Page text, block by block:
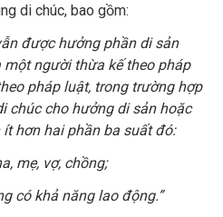
di chúc, bao gồm:
được hưởng phần di sản
người thừa kế theo pháp
pháp luật, trong trường hợp
chúc cho hưởng di sản hoặc
hơn hai phần ba suất đó:
mẹ, vợ, chồng;
có khả năng lao động.”